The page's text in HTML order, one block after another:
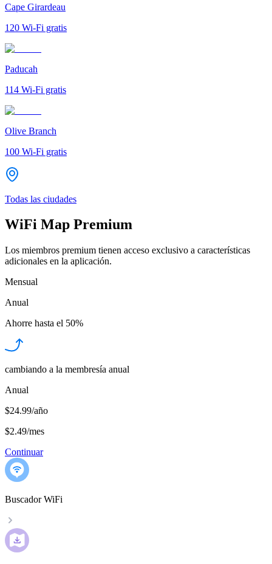
Cape Girardeau
120 Wi-Fi gratis
Paducah
114 Wi-Fi gratis
Olive Branch
100 Wi-Fi gratis
Todas las ciudades
WiFi Map Premium
Los miembros premium tienen acceso exclusivo a características
adicionales en la aplicación.
Mensual
Anual
Ahorre hasta el 50%
cambiando a la membresía anual
Anual
$24.99/año
$2.49/mes
Continuar
Buscador WiFi